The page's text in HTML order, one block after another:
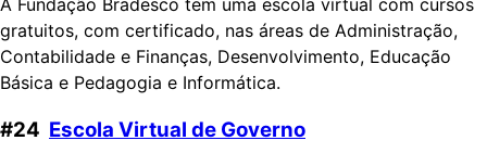
gratuitos, com certificado, nas áreas de Administração,
Contabilidade e Finanças, Desenvolvimento, Educação
Básica e Pedagogia e Informática.
#24 Escola Virtual de Governo